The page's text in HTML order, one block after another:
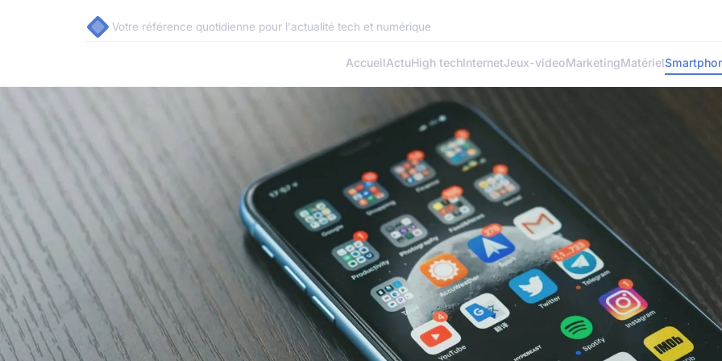
Votre référence quotidienne pour l'actualité tech et numérique
AccueilActuHigh techInternetJeux-videoMarketingMatériel